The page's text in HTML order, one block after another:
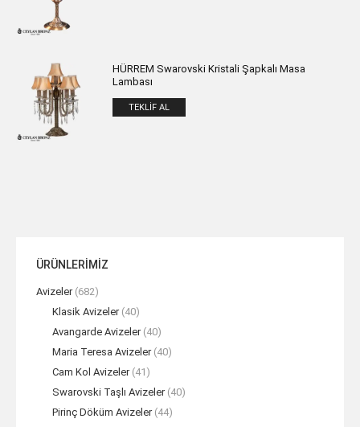
HÜRREM Swarovski Kristali Şapkalı Masa
Lambası
TEKLIF AL
ÜRÜNLERİMİZ
Avizeler (682)
Klasik Avizeler (40)
Avangarde Avizeler (40)
Maria Teresa Avizeler (40)
Cam Kol Avizeler (41)
Swarovski Taşlı Avizeler (40)
Pirinç Döküm Avizeler (44)